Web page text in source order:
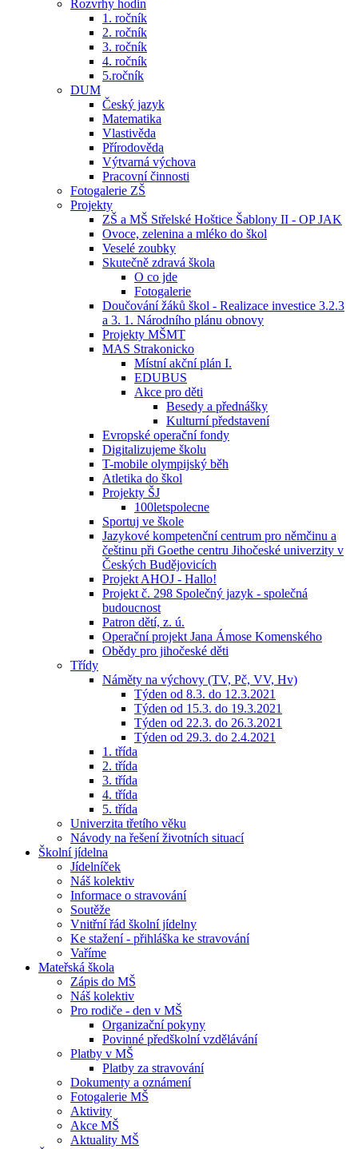
Rozvrhy hodin
1. ročník
2. ročník
3. ročník
4. ročník
5.ročník
DUM
Český jazyk
Matematika
Vlastivěda
Přírodověda
Výtvarná výchova
Pracovní činnosti
Fotogalerie ZŠ
Projekty
ZŠ a MŠ Střelské Hoštice Šablony II - OP JAK
Ovoce, zelenina a mléko do škol
Veselé zoubky
Skutečně zdravá škola
O co jde
Fotogalerie
Doučování žáků škol - Realizace investice 3.2.3
a 3. 1. Národního plánu obnovy
Projekty MŠMT
MAS Strakonicko
Místní akční plán I.
EDUBUS
Akce pro děti
Besedy a přednášky
Kulturní představení
Evropské operační fondy
Digitalizujeme školu
T-mobile olympijský běh
Atletika do škol
Projekty ŠJ
100letspolecne
Sportuj ve škole
Jazykové kompetenční centrum pro němčinu a
češtinu při Goethe centru Jihočeské univerzity v
Českých Budějovicích
Projekt AHOJ - Hallo!
Projekt č. 298 Společný jazyk - společná
budoucnost
Patron dětí, z. ú.
Operační projekt Jana Ámose Komenského
Obědy pro jihočeské děti
Třídy
Náměty na výchovy (TV, Pč, VV, Hv)
Týden od 8.3. do 12.3.2021
Týden od 15.3. do 19.3.2021
Týden od 22.3. do 26.3.2021
Týden od 29.3. do 2.4.2021
1. třída
2. třída
3. třída
4. třída
5. třída
Univerzita třetího věku
Návody na řešení životních situací
Školní jídelna
Jídelníček
Náš kolektiv
Informace o stravování
Soutěže
Vnitřní řád školní jídelny
Ke stažení - přihláška ke stravování
Vaříme
Mateřská škola
Zápis do MŠ
Náš kolektiv
Pro rodiče - den v MŠ
Organizační pokyny
Povinné předškolní vzdělávání
Platby v MŠ
Platby za stravování
Dokumenty a oznámení
Fotogalerie MŠ
Aktivity
Akce MŠ
Aktuality MŠ